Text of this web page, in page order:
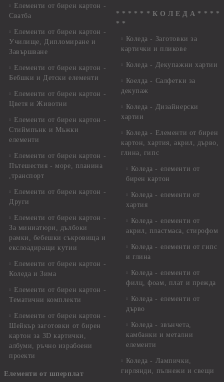
Елементи от бирен картон -
Сватба
Елементи от бирен картон -
Училище, Дипломиране и
Завършване
Елементи от бирен картон -
Бебшки и Детски елементи
Елементи от бирен картон -
Цветя и Животни
Елементи от бирен картон -
Стиймпънк и Мъжки
елементи
Елементи от бирен картон -
Пътешестия - море, планина
,транспорт
Елементи от бирен картон -
Други
Елементи от бирен картон -
За миниатюри, дълбоки
рамки, бебешки съкровища и
екслоадиращи кутии
Елементи от бирен картон -
Коледа и Зима
Елементи от бирен картон -
Тематични комплекти
Елементи от бирен картон -
Шейкър заготовки от бирен
картон за 3D картички,
албуми, ръчно израбоени
проекти
Елементи от шперплат
* * * * * * К О Л Е Д А * * * *
* *
Коледа - Заготовки за
картички и пликове
Коледа - Декупажни хартии
Коелда - Салфетки за
декупаж
Коледа - Дизайнерски
хартии
Коледа - Eлементи от бирен
картон, хартия, акрил, дърво,
глина, гипс
Коледа - елементи от
бирен картон
Коледа - елементи от
хартия
Коледа - елементи от
акрил, пластмаса, стирофом
Коледа - елементи от гипс
и глина
Коледа - елементи от
филц, фоам, плат и прежда
Коледа - елементи от
дърво
Коледа - звънчета,
камбанки и метални
елементи
Коледа - Лампички,
гирлянди, пълнежи и свещи